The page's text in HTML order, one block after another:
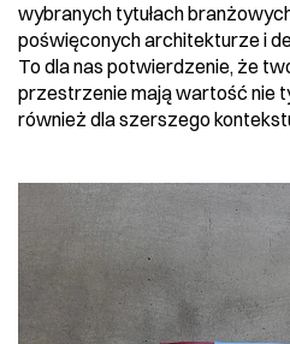
wybranych tytułach
poświęconych architekturze i
To dla nas potwierdzenie, że
przestrzenie mają wartość nie
również dla szerszego